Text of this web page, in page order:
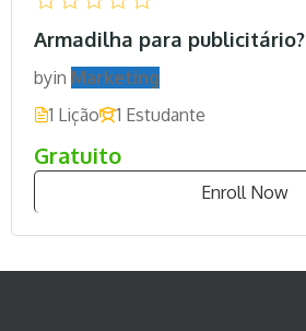
Armadilha para publicitário?
byin Marketing
1 Lição
1 Estudante
Gratuito
Enroll Now